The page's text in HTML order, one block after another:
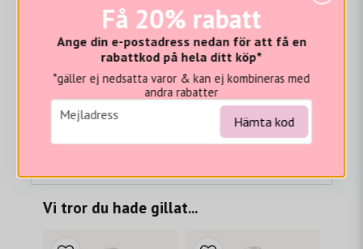
Vi tror du hade gillat...
Blonde Perfecting Purple Conditioner innehåller
ArganID™-teknik, som är positivt laddade mikrokapslar
som attraheras av den negativt laddade hårfibern och
tillför arganoljans antioxidantkraft djupt in i cortex.
Efter schamponering med Moroccanoil Blonde
Perfecting Purple Shampoo, massera in i håret i 1–2
minuter. För förbättrad toning, låt verka i upp till 5
Få 20% rabatt
Ange din e-postadress nedan för att få en
rabattkod på hela ditt köp*
*gäller ej nedsatta varor & kan ej kombineras med
andra rabatter
email
Mejladress Hämta kod